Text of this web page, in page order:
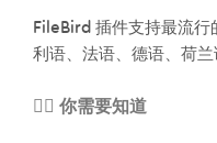
FileBird 插件支持最流行
利语、法语、德语、荷兰
🙋‍♂️ 你需要知道